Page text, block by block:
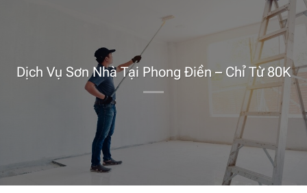
Dịch Vụ Sơn Nhà Tại Phong Điền – Chỉ Từ 80K